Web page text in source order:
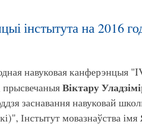
інстытута на 2016
навуковая канферэнцыя
прысвечаныяВіктару
заснавання навуковай
Інстытут мовазнаўства